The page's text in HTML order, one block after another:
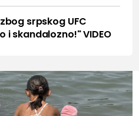
srpskog UFC
i skandalozno!" VIDEO